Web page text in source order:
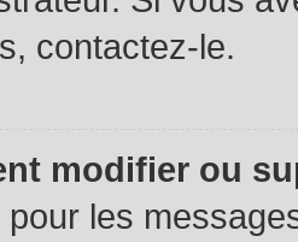
contactez-le.
modifier ou
pour les